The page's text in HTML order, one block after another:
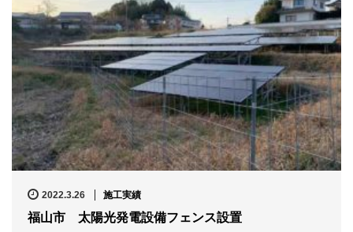
2022.3.26 施工実績
福山市 太陽光発電設備フェンス設置